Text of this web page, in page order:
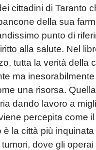
cittadini di Taranto
della sua
punto di
alla salute. Nel
tutta la verità della
ma
una risorsa.
dando lavoro a
percepita come
è la città più
dove gli